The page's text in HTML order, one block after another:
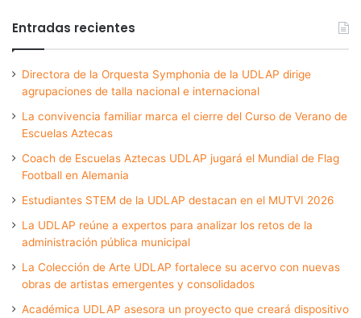
Entradas recientes
Directora de la Orquesta Symphonia de la UDLAP dirige
agrupaciones de talla nacional e internacional
La convivencia familiar marca el cierre del Curso de Verano de
Escuelas Aztecas
Coach de Escuelas Aztecas UDLAP jugará el Mundial de Flag
Football en Alemania
Estudiantes STEM de la UDLAP destacan en el MUTVI 2026
La UDLAP reúne a expertos para analizar los retos de la
administración pública municipal
La Colección de Arte UDLAP fortalece su acervo con nuevas
obras de artistas emergentes y consolidados
Académica UDLAP asesora un proyecto que creará dispositivo